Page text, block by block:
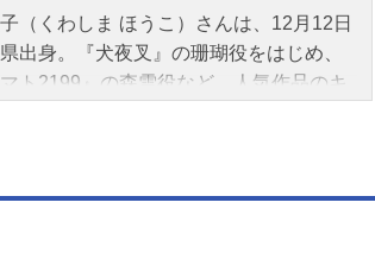
（くわしま ほうこ）さんは、12月12日
出身。『犬夜叉』の珊瑚役をはじめ、
マト2199』の森雪役など、人気作品のキ